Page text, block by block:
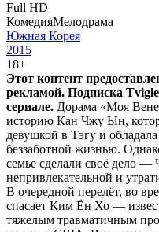
Full HD
КомедияМелодрама
Южная Корея
2015
18+
Этот контент
рекламой. Подписка
сериале. Дорама «Моя
историю Кан Чжу Ын,
девушкой в Тэгу и
беззаботной жизнью.
семье сделали своё дело
непривлекательной и
В очередной перелёт, во
спасает Ким Ён Хо —
тяжелым травматичным